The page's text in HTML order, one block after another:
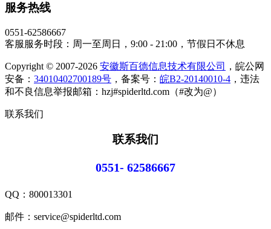
服务热线
0551-62586667
客服服务时段：周一至周日，9:00 - 21:00，节假日不休息
Copyright © 2007-2026 安徽斯百德信息技术有限公司
，皖公网
安备： 34010402700189号 ，备案号： 皖B2-20140010-4 ，违法
和不良信息举报邮箱：hzj#spiderltd.com（#改为@）
联系我们
联系我们
0551- 62586667
QQ： 800013301
邮件：service@spiderltd.com